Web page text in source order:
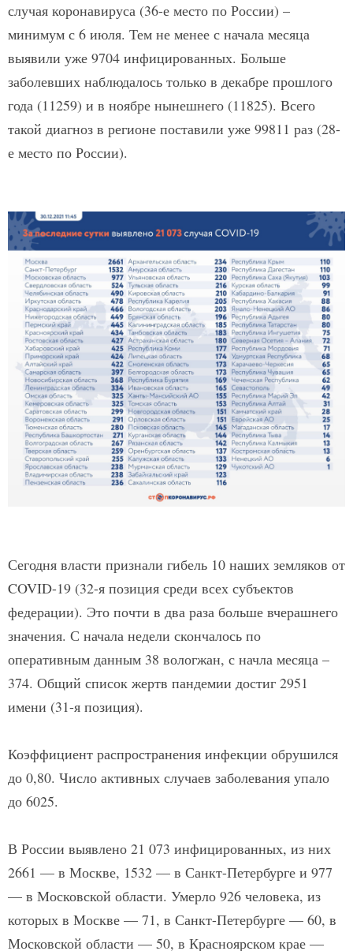
случая коронавируса (36-е место по России) –
минимум с 6 июля. Тем не менее с начала месяца
выявили уже 9704 инфицированных. Больше
заболевших наблюдалось только в декабре прошлого
года (11259) и в ноябре нынешнего (11825). Всего
такой диагноз в регионе поставили уже 99811 раз (28-
е место по России).
Сегодня власти признали гибель 10 наших земляков от
COVID-19 (32-я позиция среди всех субъектов
федерации). Это почти в два раза больше вчерашнего
значения. С начала недели скончалось по
оперативным данным 38 вологжан, с начла месяца –
374. Общий список жертв пандемии достиг 2951
имени (31-я позиция).
Коэффициент распространения инфекции обрушился
до 0,80. Число активных случаев заболевания упало
до 6025.
В России выявлено 21 073 инфицированных, из них
2661 — в Москве, 1532 — в Санкт-Петербурге и 977
— в Московской области. Умерло 926 человека, из
которых в Москве — 71, в Санкт-Петербурге — 60, в
Московской области — 50, в Красноярском крае —